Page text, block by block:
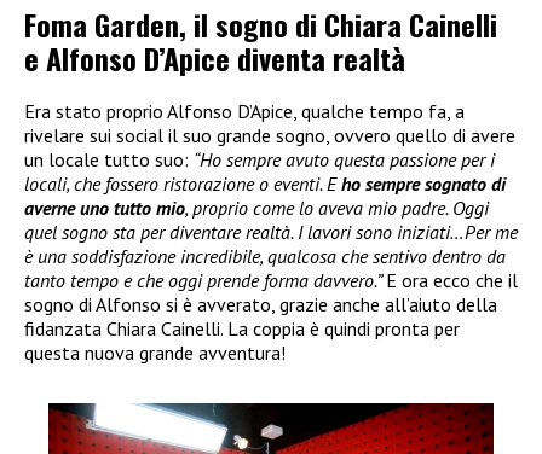
Foma Garden, il sogno di Chiara Cainelli
e Alfonso D’Apice diventa realtà
Era stato proprio Alfonso D’Apice, qualche tempo fa, a
rivelare sui social il suo grande sogno, ovvero quello di avere
un locale tutto suo: “Ho sempre avuto questa passione per i
locali, che fossero ristorazione o eventi. Eho sempre sognato di
averne uno tutto mio, proprio come lo aveva mio padre. Oggi
quel sogno sta per diventare realtà. I lavori sono iniziati…Per me
è una soddisfazione incredibile, qualcosa che sentivo dentro da
tanto tempo e che oggi prende forma davvero.”E ora ecco che il
sogno di Alfonso si è avverato, grazie anche all’aiuto della
fidanzata Chiara Cainelli. La coppia è quindi pronta per
questa nuova grande avventura!